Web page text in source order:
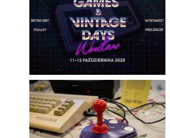
Kliknij, aby powiększyć